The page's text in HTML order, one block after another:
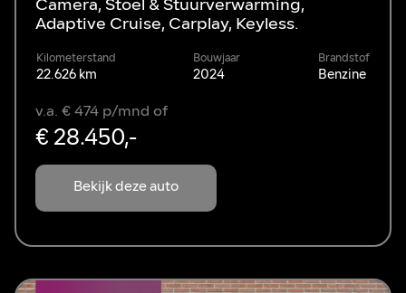
Camera, Stoel & Stuurverwarming,
Adaptive Cruise, Carplay, Keyless.
Kilometerstand
22.626 km
Bouwjaar
2024
Brandstof
Benzine
Bekijk deze auto
v.a. € 474 p/mnd of
€ 28.450,-